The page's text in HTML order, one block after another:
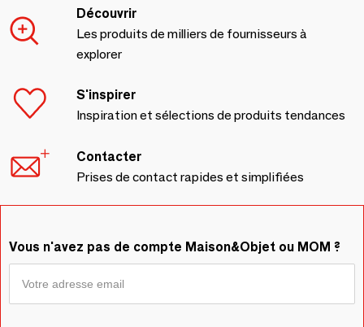
Découvrir
Les produits de milliers de fournisseurs à
explorer
S'inspirer
Inspiration et sélections de produits tendances
Contacter
Prises de contact rapides et simplifiées
Vous n'avez pas de compte Maison&Objet ou MOM ?